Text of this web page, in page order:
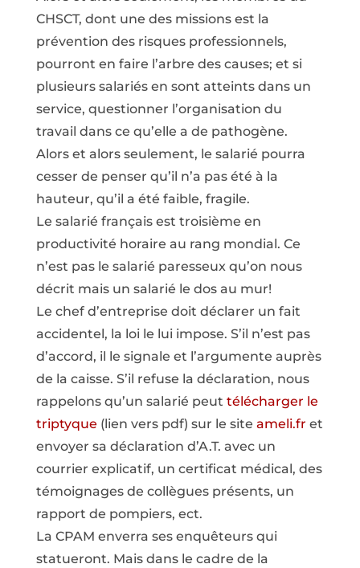
CHSCT, dont une des missions est la
prévention des risques professionnels,
pourront en faire l’arbre des causes; et si
plusieurs salariés en sont atteints dans un
service, questionner l’organisation du
travail dans ce qu’elle a de pathogène.
Alors et alors seulement, le salarié pourra
cesser de penser qu’il n’a pas été à la
hauteur, qu’il a été faible, fragile.
Le salarié français est troisième en
productivité horaire au rang mondial. Ce
n’est pas le salarié paresseux qu’on nous
décrit mais un salarié le dos au mur!
Le chef d’entreprise doit déclarer un fait
accidentel, la loi le lui impose. S’il n’est pas
d’accord, il le signale et l’argumente auprès
de la caisse. S’il refuse la déclaration, nous
rappelons qu’un salarié peut télécharger le
triptyque (lien vers pdf) sur le site ameli.fr et
envoyer sa déclaration d’A.T. avec un
courrier explicatif, un certificat médical, des
témoignages de collègues présents, un
rapport de pompiers, ect.
La CPAM enverra ses enquêteurs qui
statueront. Mais dans le cadre de la